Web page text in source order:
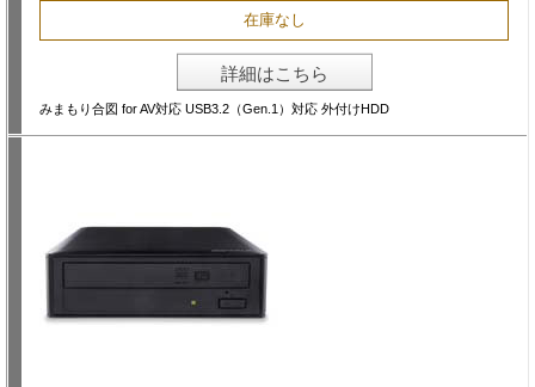
在庫なし
詳細はこちら
みまもり合図 for AV対応 USB3.2（Gen.1）対応 外付けHDD